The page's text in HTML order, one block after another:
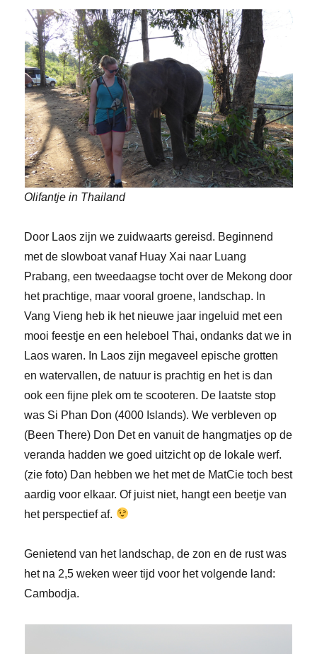
Olifantje in Thailand
Door Laos zijn we zuidwaarts gereisd. Beginnend
met de slowboat vanaf Huay Xai naar Luang
Prabang, een tweedaagse tocht over de Mekong door
het prachtige, maar vooral groene, landschap. In
Vang Vieng heb ik het nieuwe jaar ingeluid met een
mooi feestje en een heleboel Thai, ondanks dat we in
Laos waren. In Laos zijn megaveel epische grotten
en watervallen, de natuur is prachtig en het is dan
ook een fijne plek om te scooteren. De laatste stop
was Si Phan Don (4000 Islands). We verbleven op
(Been There) Don Det en vanuit de hangmatjes op de
veranda hadden we goed uitzicht op de lokale werf.
(zie foto) Dan hebben we het met de MatCie toch best
aardig voor elkaar. Of juist niet, hangt een beetje van
het perspectief af.
Genietend van het landschap, de zon en de rust was
het na 2,5 weken weer tijd voor het volgende land:
Cambodja.